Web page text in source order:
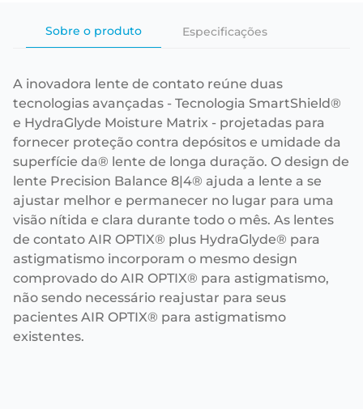
Sobre o produto Especificações
A inovadora lente de contato reúne duas
tecnologias avançadas - Tecnologia SmartShield®
e HydraGlyde Moisture Matrix - projetadas para
fornecer proteção contra depósitos e umidade da
superfície da® lente de longa duração. O design de
lente Precision Balance 8|4® ajuda a lente a se
ajustar melhor e permanecer no lugar para uma
visão nítida e clara durante todo o mês. As lentes
de contato AIR OPTIX® plus HydraGlyde® para
astigmatismo incorporam o mesmo design
comprovado do AIR OPTIX® para astigmatismo,
não sendo necessário reajustar para seus
pacientes AIR OPTIX® para astigmatismo
existentes.